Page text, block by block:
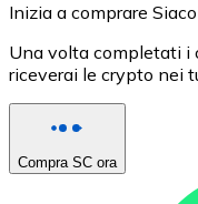
Inizia a comprare
Una volta completati i
riceverai le crypto nei
Compra SC ora